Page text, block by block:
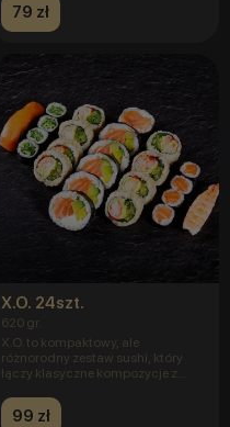
79 zł
X.O. 24szt.
620 gr.
X.O. to kompaktowy, ale
różnorodny zestaw sushi, który
łączy klasyczne kompozycje z
99 zł